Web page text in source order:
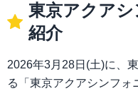
東京アクア
紹介
2026年3月28日(土)に、
る「東京アクアシンフォ